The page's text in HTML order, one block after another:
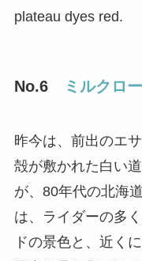
plateau dyes red.
No.6 ミルクロ
昨今は、前出のエ
殻が敷かれた白い
が、80年代の北海
は、ライダーの多
ドの景色と、近く